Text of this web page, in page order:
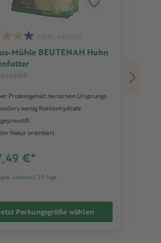
Mühle BEUTENAH Huhn
Proteingehalt tierischen Ursprungs
wenig Kohlenhydrate
Natur orientiert
€*
Lieferzeit 2-3 Tage
Packungsgröße wählen